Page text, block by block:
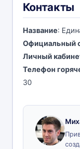
Контакты
Название:
Официальный
Личный
Телефон
30